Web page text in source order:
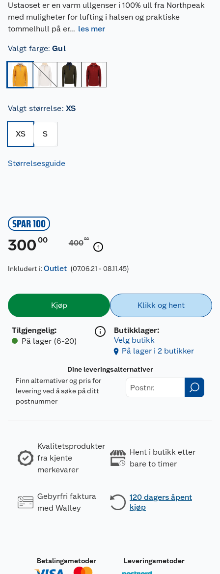
Ustaoset er en varm ullgenser i 100% ull fra Northpeak
med muligheter for lufting i halsen og praktiske
tommelhull på er... les mer
Valgt farge: Gul
Valgt størrelse: XS
XS S
Størrelsesguide
SPAR 100
300 00 40000
Inkludert i:Outlet (07.06.21 - 08.11.45)
Kjøp
Tilgjengelig:
På lager (6-20)
Klikk og hent
Butikklager:
Velg butikk
På lager i 2 butikker
Dine leveringsalternativer
Finn alternativer og pris for
levering ved å søke på ditt
postnummer
Kvalitetsprodukter
fra kjente
merkevarer
Hent i butikk etter
bare to timer
Gebyrfri faktura
med Walley
120 dagers åpent
kjøp
Betalingsmetoder Leveringsmetoder